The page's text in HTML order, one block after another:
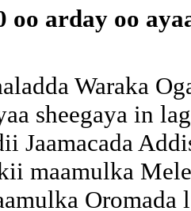
oo arday oo
Waraka
sheegaya in
Jaamacada
maamulka
Oromada